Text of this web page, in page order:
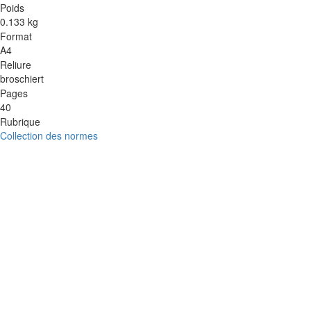
Poids
0.133 kg
Format
A4
Reliure
broschiert
Pages
40
Rubrique
Collection des normes